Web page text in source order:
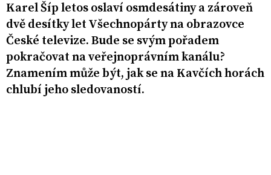
Karel Šíp letos oslaví osmdesátiny a zároveň
dvě desítky let Všechnopárty na obrazovce
České televize. Bude se svým pořadem
pokračovat na veřejnoprávním kanálu?
Znamením může být, jak se na Kavčích horách
chlubí jeho sledovaností.